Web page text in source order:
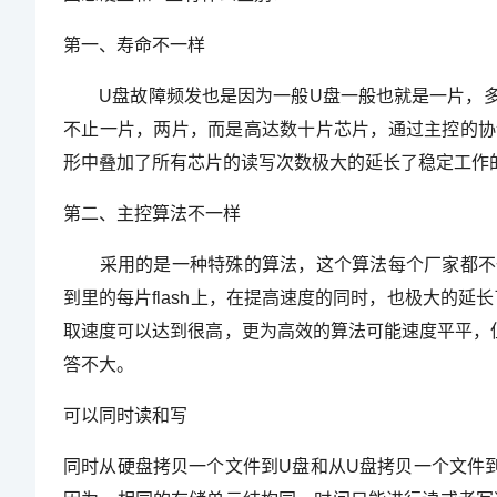
第一、寿命不一样
U盘故障频发也是因为一般U盘一般也就是一片，
不止一片，两片，而是高达数十片芯片，通过主控的
形中叠加了所有芯片的读写次数极大的延长了稳定工作
第二、主控算法不一样
采用的是一种特殊的算法，这个算法每个厂家都不
到里的每片flash上，在提高速度的同时，也极大的延
取速度可以达到很高，更为高效的算法可能速度平平
答不大。
可以同时读和写
同时从硬盘拷贝一个文件到U盘和从U盘拷贝一个文